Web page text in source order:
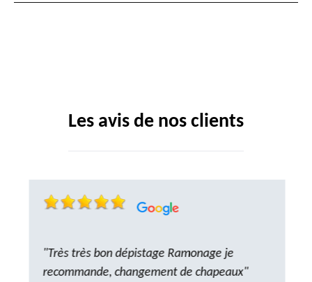
Les avis de nos clients
"Très très bon dépistage Ramonage je
recommande, changement de chapeaux"